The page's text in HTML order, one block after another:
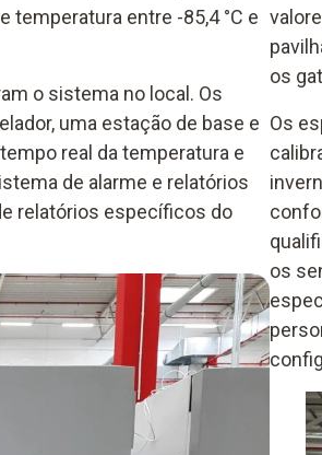
temperatura entre -85,4 °C e
o sistema no local. Os
uma estação de base e
real da temperatura e
de alarme e relatórios
relatórios específicos do
os
Os
os